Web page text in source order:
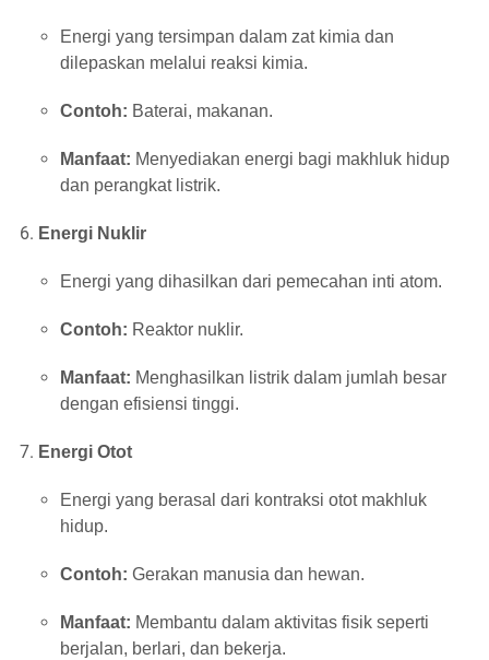
Energi yang tersimpan dalam zat kimia dan
dilepaskan melalui reaksi kimia.
Contoh: Baterai, makanan.
Manfaat: Menyediakan energi bagi makhluk hidup
dan perangkat listrik.
Energi Nuklir
Energi yang dihasilkan dari pemecahan inti atom.
Contoh: Reaktor nuklir.
Manfaat: Menghasilkan listrik dalam jumlah besar
dengan efisiensi tinggi.
Energi Otot
Energi yang berasal dari kontraksi otot makhluk
hidup.
Contoh: Gerakan manusia dan hewan.
Manfaat: Membantu dalam aktivitas fisik seperti
berjalan, berlari, dan bekerja.